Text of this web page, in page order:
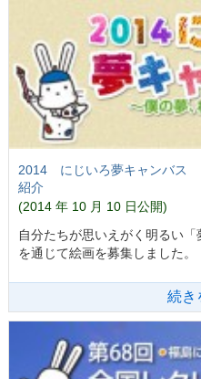
2014 にじいろ夢キャンバス
紹介
(2014 年 10 月 10 日公開)
自分たちが思いえがく明るい
を通じて絵画を募集しました。
続き